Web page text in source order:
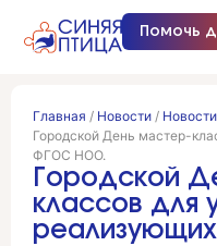
Помочь
Главная / Новости / Новости
Городской День мастер-
ФГОС НОО.
Городской
классов для